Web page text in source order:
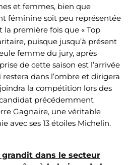
et femmes, bien que
féminine soit peu représentée
la première fois que « Top
puisque jusqu’à présent
femme du jury, après
de cette saison est l’arrivée
dans l’ombre et dirigera
la compétition lors des
précédemment
Gagnaire, une véritable
avec ses 13 étoiles Michelin.
grandit dans le secteur